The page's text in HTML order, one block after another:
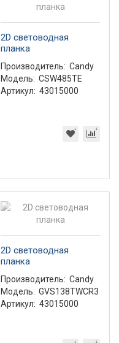
2D световодная
планка
Производитель: Candy
Модель: CSW485TE
Артикул: 43015000
2D световодная
планка
Производитель: Candy
Модель: GVS138TWCR3
Артикул: 43015000